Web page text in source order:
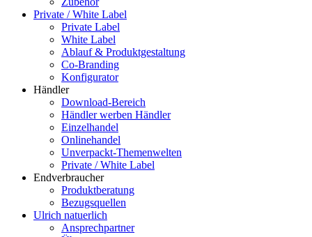
Private / White Label
Private Label
White Label
Ablauf & Produktgestaltung
Co-Branding
Konfigurator
Händler
Download-Bereich
Händler werben Händler
Einzelhandel
Onlinehandel
Unverpackt-Themenwelten
Private / White Label
Endverbraucher
Produktberatung
Bezugsquellen
Ulrich natuerlich
Ansprechpartner